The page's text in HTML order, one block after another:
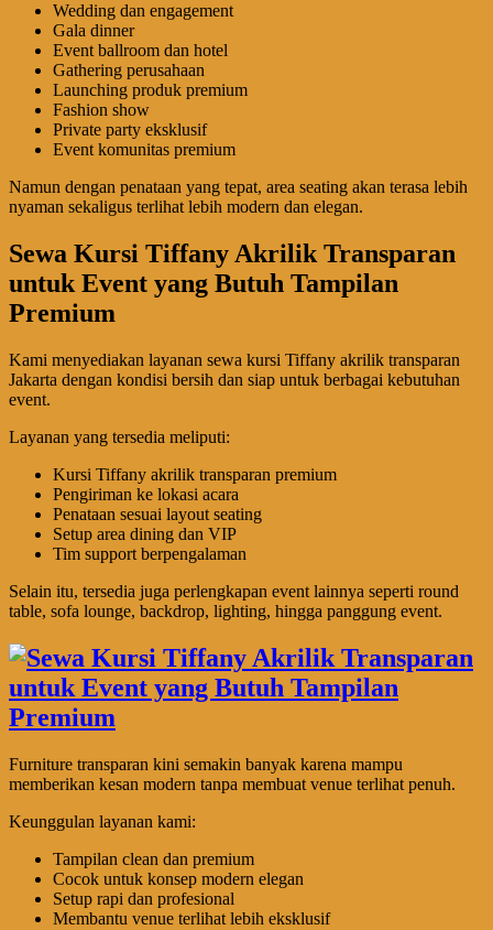
Wedding dan engagement
Gala dinner
Event ballroom dan hotel
Gathering perusahaan
Launching produk premium
Fashion show
Private party eksklusif
Event komunitas premium
Namun dengan penataan yang tepat, area seating akan terasa lebih
nyaman sekaligus terlihat lebih modern dan elegan.
Sewa Kursi Tiffany Akrilik Transparan
untuk Event yang Butuh Tampilan
Premium
Kami menyediakan layanan sewa kursi Tiffany akrilik transparan
Jakarta dengan kondisi bersih dan siap untuk berbagai kebutuhan
event.
Layanan yang tersedia meliputi:
Kursi Tiffany akrilik transparan premium
Pengiriman ke lokasi acara
Penataan sesuai layout seating
Setup area dining dan VIP
Tim support berpengalaman
Selain itu, tersedia juga perlengkapan event lainnya seperti round
table, sofa lounge, backdrop, lighting, hingga panggung event.
Furniture transparan kini semakin banyak karena mampu
memberikan kesan modern tanpa membuat venue terlihat penuh.
Keunggulan layanan kami:
Tampilan clean dan premium
Cocok untuk konsep modern elegan
Setup rapi dan profesional
Membantu venue terlihat lebih eksklusif